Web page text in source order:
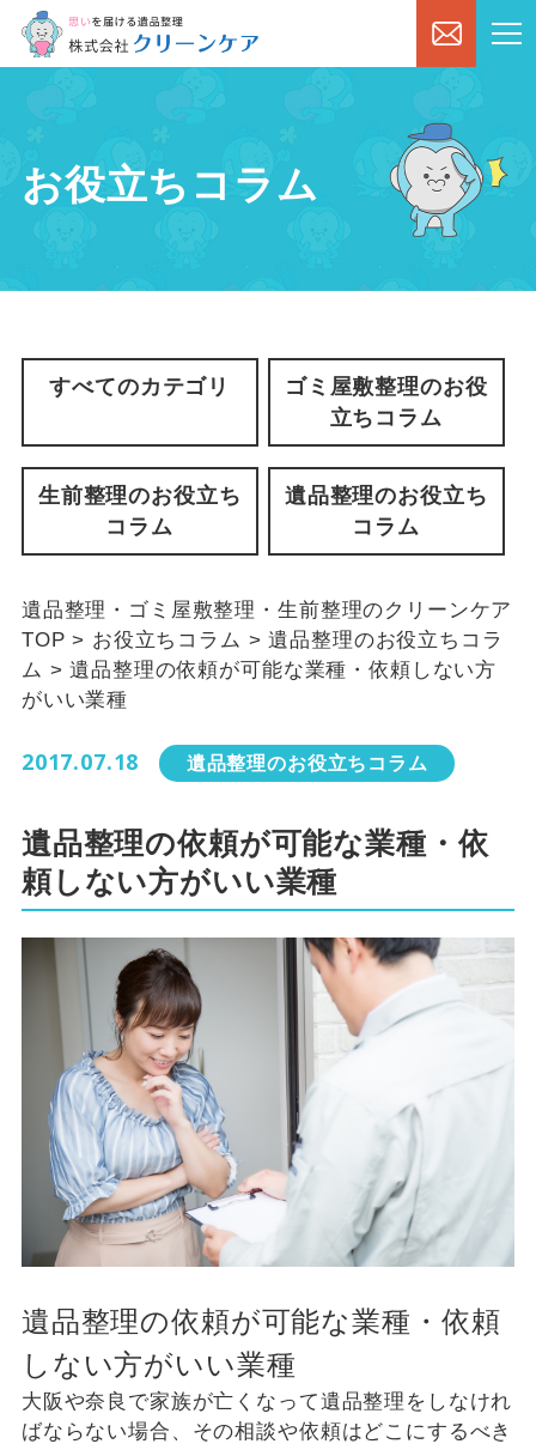
お役立ちコラム
すべてのカテゴリ
ゴミ屋敷整理のお役
立ちコラム
生前整理のお役立ち
コラム
遺品整理のお役立ち
コラム
遺品整理・ゴミ屋敷整理・生前整理のクリーンケア
TOP > お役立ちコラム >遺品整理のお役立ちコラ
ム >遺品整理の依頼が可能な業種・依頼しない方
がいい業種
2017.07.18 遺品整理のお役立ちコラム
遺品整理の依頼が可能な業種・依
頼しない方がいい業種
遺品整理の依頼が可能な業種・依頼
しない方がいい業種
大阪や奈良で家族が亡くなって遺品整理をしなけれ
ばならない場合、その相談や依頼はどこにするべき